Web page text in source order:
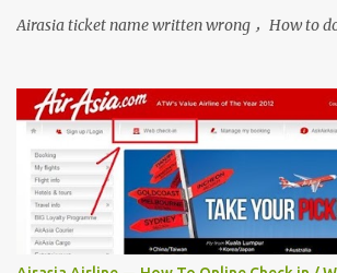
Airasia ticket name written wrong ，How to do